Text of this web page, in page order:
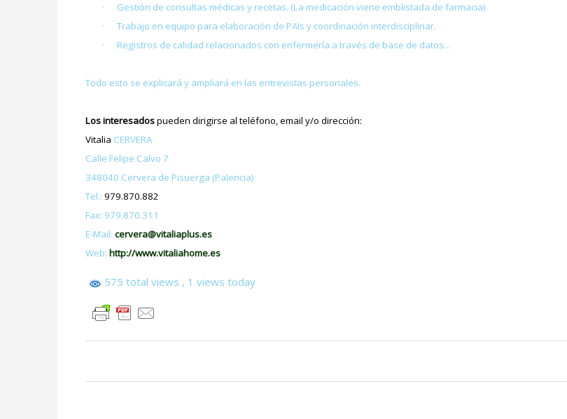
·
Gestión de consultas médicas y recetas. (La medicación viene emblistada de farmacia)
·
Trabajo en equipo para elaboración de PAIs y coordinación interdisciplinar.
·
Registros de calidad relacionados con enfermería a través de base de datos…
Todo esto se explicará y ampliará en las entrevistas personales.
Los interesadospueden dirigirse al teléfono, email y/o dirección:
Vitalia CERVERA
Calle Felipe Calvo 7
348040 Cervera de Pisuerga (Palencia)
Tel.: 979.870.882
Fax: 979.870.311
E-Mail: cervera@vitaliaplus.es
Web: http://www.vitaliahome.es
575 total views , 1 views today